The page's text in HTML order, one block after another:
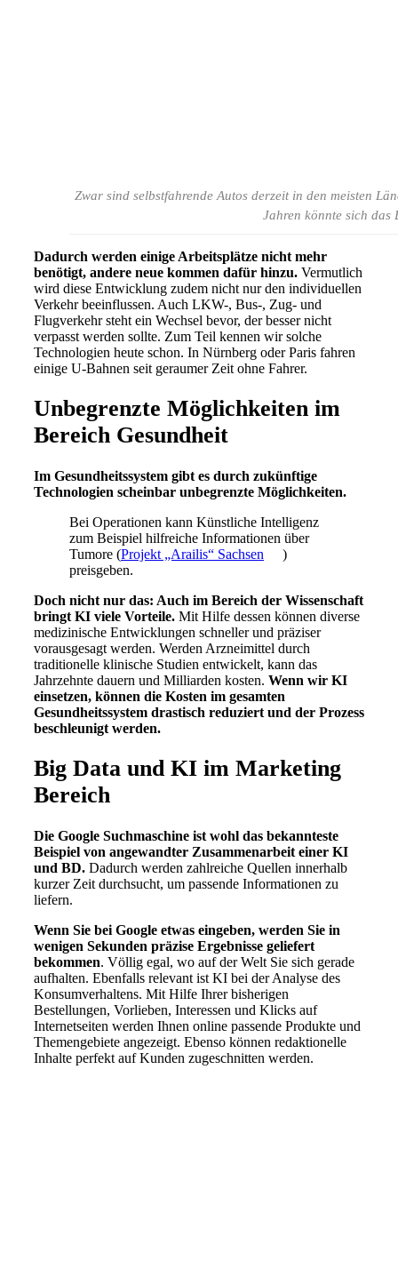
Zwar sind selbstfahrende Autos derzeit in den meisten
Jahren könnte sich das
Dadurch werden einige Arbeitsplätze nicht mehr
benötigt, andere neue kommen dafür hinzu. Vermutlich
wird diese Entwicklung zudem nicht nur den individuellen
Verkehr beeinflussen. Auch LKW-, Bus-, Zug- und
Flugverkehr steht ein Wechsel bevor, der besser nicht
verpasst werden sollte. Zum Teil kennen wir solche
Technologien heute schon. In Nürnberg oder Paris fahren
einige U-Bahnen seit geraumer Zeit ohne Fahrer.
Unbegrenzte Möglichkeiten im
Bereich Gesundheit
Im Gesundheitssystem gibt es durch zukünftige
Technologien scheinbar unbegrenzte Möglichkeiten.
Bei Operationen kann Künstliche Intelligenz
zum Beispiel hilfreiche Informationen über
Tumore (Projekt „Arailis“ Sachsen
)
preisgeben.
Doch nicht nur das: Auch im Bereich der Wissenschaft
bringt KI viele Vorteile. Mit Hilfe dessen können diverse
medizinische Entwicklungen schneller und präziser
vorausgesagt werden. Werden Arzneimittel durch
traditionelle klinische Studien entwickelt, kann das
Jahrzehnte dauern und Milliarden kosten. Wenn wir KI
einsetzen, können die Kosten im gesamten
Gesundheitssystem drastisch reduziert und der Prozess
beschleunigt werden.
Big Data und KI im Marketing
Bereich
Die Google Suchmaschine ist wohl das bekannteste
Beispiel von angewandter Zusammenarbeit einer KI
und BD. Dadurch werden zahlreiche Quellen innerhalb
kurzer Zeit durchsucht, um passende Informationen zu
liefern.
Wenn Sie bei Google etwas eingeben, werden Sie in
wenigen Sekunden präzise Ergebnisse geliefert
bekommen. Völlig egal, wo auf der Welt Sie sich gerade
aufhalten. Ebenfalls relevant ist KI bei der Analyse des
Konsumverhaltens. Mit Hilfe Ihrer bisherigen
Bestellungen, Vorlieben, Interessen und Klicks auf
Internetseiten werden Ihnen online passende Produkte und
Themengebiete angezeigt. Ebenso können redaktionelle
Inhalte perfekt auf Kunden zugeschnitten werden.